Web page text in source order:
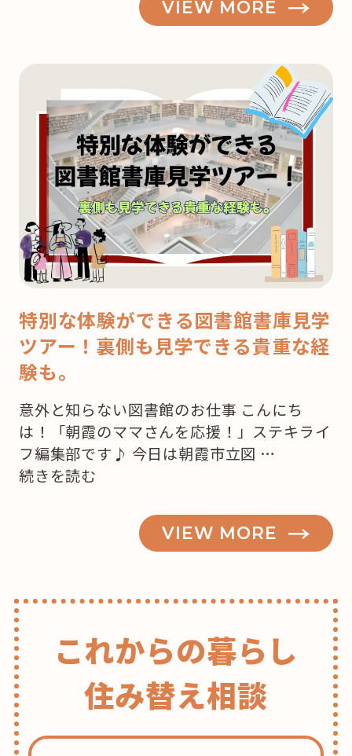
VIEW MORE
特別な体験ができる図書館書庫見学
ツアー！裏側も見学できる貴重な経
験も。
意外と知らない図書館のお仕事 こんにち
は！「朝霞のママさんを応援！」ステキライ
フ編集部です♪ 今日は朝霞市立図 …
“知
リ！！
図
書
館
の
ヒ・
ミ・
続きを読む
VIEW MORE
これからの暮らし
住み替え相談